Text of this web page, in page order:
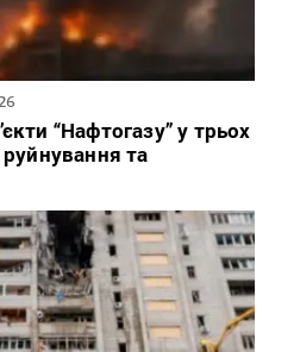
“Нафтогазу” у трьох
руйнування та